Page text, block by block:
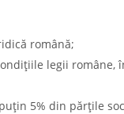
română;
legii
5% din părţile